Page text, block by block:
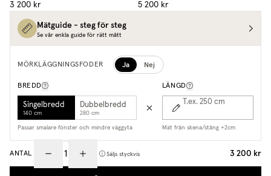
3 200 kr 5 200 kr
Mätguide - steg för steg
Se vår enkla guide för rätt mått
MÖRKLÄGGNINGSFODER Ja Nej
BREDD
Singelbredd
140 cm
Dubbelbredd
280 cm
Passar smalare fönster och mindre väggyta
LÄNGD
T.ex. 250 cm
Mät från skena/stång +2cm
ANTAL Säljs styckvis 3 200 kr